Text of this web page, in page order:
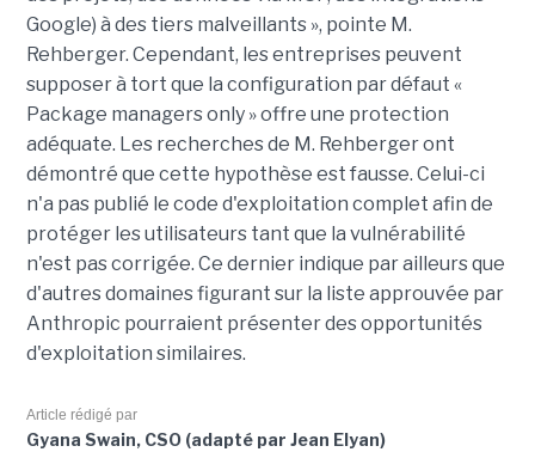
Google) à des tiers malveillants », pointe M.
Rehberger. Cependant, les entreprises peuvent
supposer à tort que la configuration par défaut «
Package managers only » offre une protection
adéquate. Les recherches de M. Rehberger ont
démontré que cette hypothèse est fausse. Celui-ci
n'a pas publié le code d'exploitation complet afin de
protéger les utilisateurs tant que la vulnérabilité
n'est pas corrigée. Ce dernier indique par ailleurs que
d'autres domaines figurant sur la liste approuvée par
Anthropic pourraient présenter des opportunités
d'exploitation similaires.
Article rédigé par
Gyana Swain, CSO (adapté par Jean Elyan)